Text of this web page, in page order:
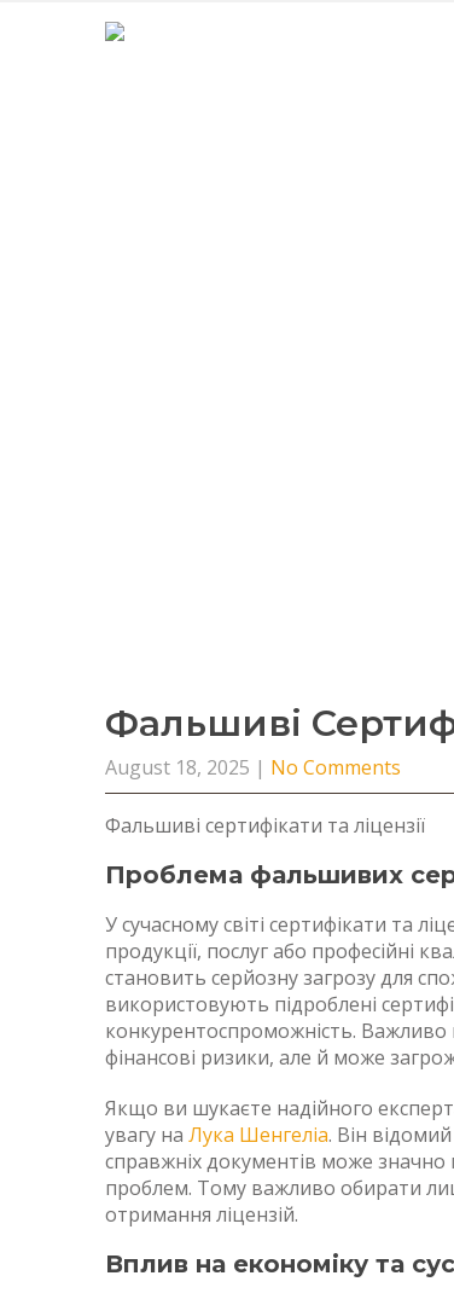
Фальшиві
August 18, 2025 | No Comments
Фальшиві сертифікати та ліцензії
Проблема фальшивих
У сучасному світі сертифікати та
продукції, послуг або професійні
становить серйозну загрозу для
використовують підроблені
конкурентоспроможність.
фінансові ризики, але й може
Якщо ви шукаєте надійного
увагу на Лука Шенгеліа. Він
справжніх документів може значно
проблем. Тому важливо обирати
отримання ліцензій.
Вплив на економіку та